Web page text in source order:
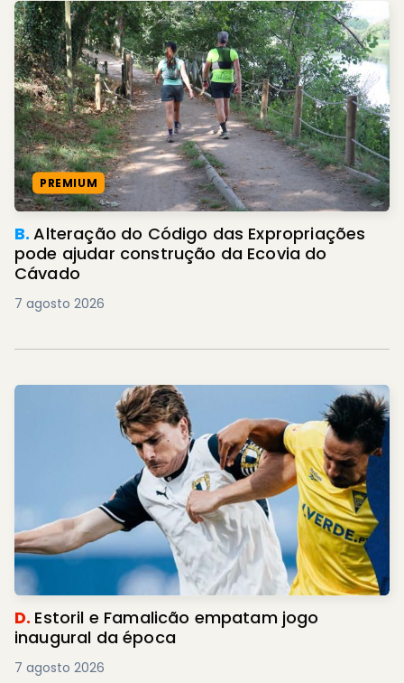
PREMIUM
B.Alteração do Código das Expropriações
pode ajudar construção da Ecovia do
Cávado
7 agosto 2026
D. Estoril e Famalicão empatam jogo
inaugural da época
7 agosto 2026